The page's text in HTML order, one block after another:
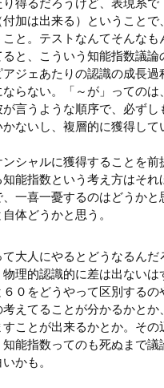
得るだろうけど、表現系で
加は出来る）ということで
と。テストなんてそんなも
と、こういう知能指数議論
ジェあたりの認識の成長過
らない。「～が」ってのは
言うような順序で、必ずし
ないし、複層的に獲得して
シャルに獲得することを前
能指数という考え方はそれ
一喜一憂するのはどうかと
体どうかと思う。
大人にやるとどうなるんだ
物理的認識的に差は出ないは
０をどうやって区別するの
えてることが分かるかとか
ことが出来るかとか。その
能指数ってのも死ぬまで議
かも。